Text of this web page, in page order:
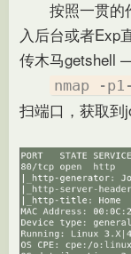
按照一贯的
入后台或者Exp
传木马getshell
nmap -
扫端口，获取到